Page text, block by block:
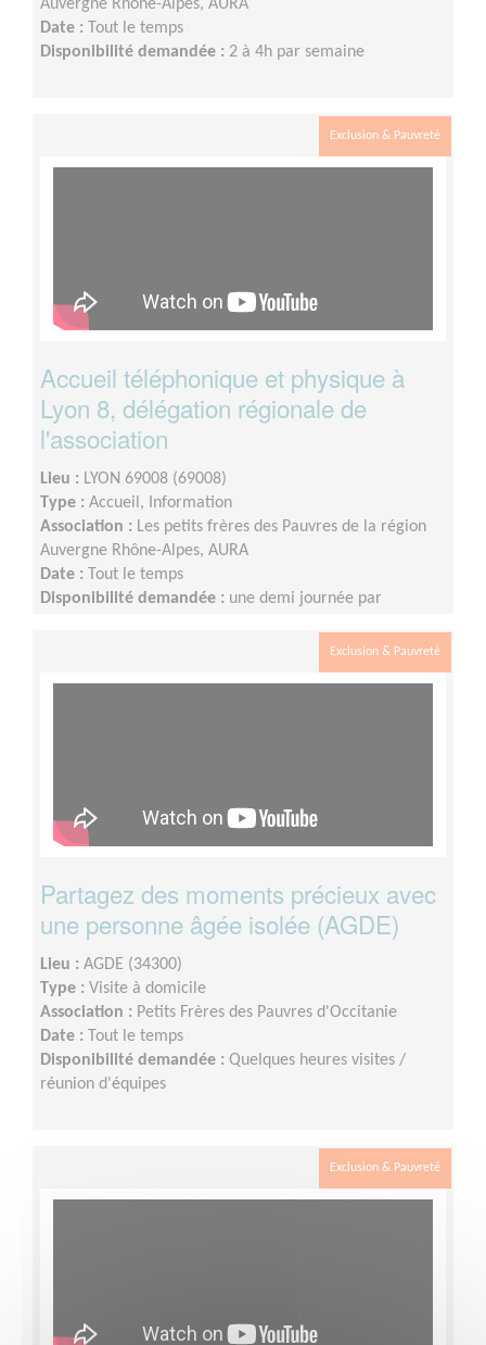
Auvergne Rhône-Alpes, AURA
Date : Tout le temps
Disponibilité demandée : 2 à 4h par semaine
Exclusion & Pauvreté
Accueil téléphonique et physique à
Lyon 8, délégation régionale de
l'association
Lieu : LYON 69008 (69008)
Type : Accueil, Information
Association : Les petits frères des Pauvres de la région
Auvergne Rhône-Alpes, AURA
Date : Tout le temps
Disponibilité demandée : une demi journée par
Exclusion & Pauvreté
Partagez des moments précieux avec
une personne âgée isolée (AGDE)
Lieu : AGDE (34300)
Type : Visite à domicile
Association : Petits Frères des Pauvres d'Occitanie
Date : Tout le temps
Disponibilité demandée : Quelques heures visites /
réunion d'équipes
Exclusion & Pauvreté